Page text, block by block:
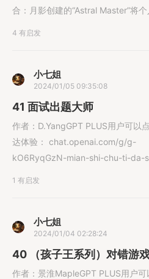
合：月影创建的“Astral Master”将个
生成个性化的星座分析，增强了用户
动性和个性化。
4 有启发
小七姐
2024/01/05 09:35:08
41 面试出题大师
作者：D.YangGPT PLUS用户可以
达体验： chat.openai.com/g/g-
kO6RyqGzN-mian-shi-chu-ti-da-
1 有启发
小七姐
2024/01/04 02:28:24
40 （孩子王系列）对错游
作者：景淮MapleGPT PLUS用户可